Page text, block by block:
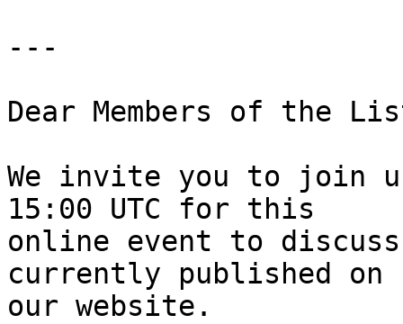
---
Dear Members of the
We invite you to join
15:00 UTC for this
online event to
currently published on
our website.